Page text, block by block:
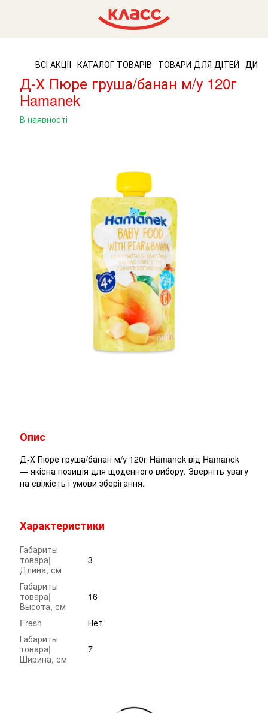
ВСІ АКЦІЇ КАТАЛОГ ТОВАРІВ ТОВАРИ ДЛЯ ДІТЕЙ
Д-Х Пюре груша/банан м/у 120г
Hamanek
В наявності
Опис
Д-Х Пюре груша/банан м/у 120г Hamanek від Hamanek
— якісна позиція для щоденного вибору. Зверніть увагу
на свіжість і умови зберігання.
Характеристики
Габариты
товара|
Длина, см
3
Габариты
товара|
Высота, см
16
Fresh
Нет
Габариты
товара|
Ширина, см
7